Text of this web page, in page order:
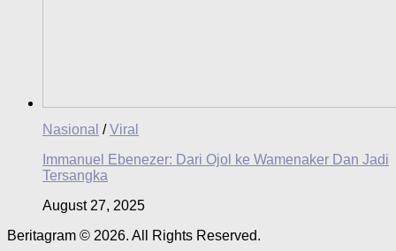
Nasional /Viral
Immanuel Ebenezer: Dari Ojol ke Wamenaker Dan Jadi
Tersangka
August 27, 2025
Beritagram © 2026. All Rights Reserved.